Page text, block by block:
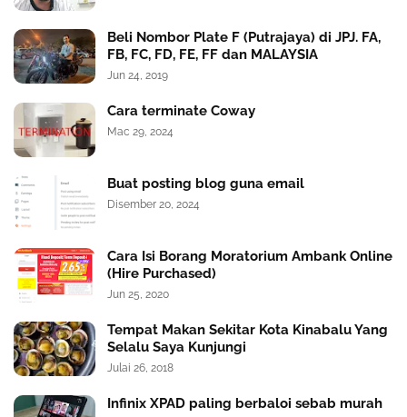
Beli Nombor Plate F (Putrajaya) di JPJ. FA,
FB, FC, FD, FE, FF dan MALAYSIA
Jun 24, 2019
Cara terminate Coway
Mac 29, 2024
Buat posting blog guna email
Disember 20, 2024
Cara Isi Borang Moratorium Ambank Online
(Hire Purchased)
Jun 25, 2020
Tempat Makan Sekitar Kota Kinabalu Yang
Selalu Saya Kunjungi
Julai 26, 2018
Infinix XPAD paling berbaloi sebab murah